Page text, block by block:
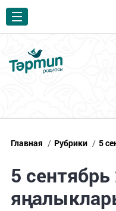
Главная / Рубрики / 5
5 сентябрь